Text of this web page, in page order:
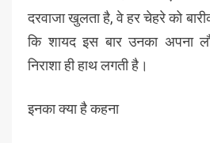
दरवाजा खुलता है, वे हर चेहरे को
कि शायद इस बार उनका अपना
निराशा ही हाथ लगती है।
इनका क्या है कहना